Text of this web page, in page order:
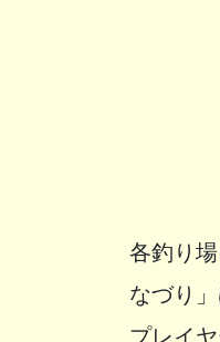
各釣り
なづり
プレイ